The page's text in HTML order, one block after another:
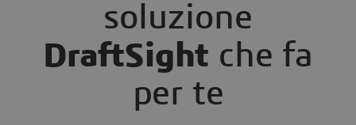
soluzione
DraftSight che fa
per te